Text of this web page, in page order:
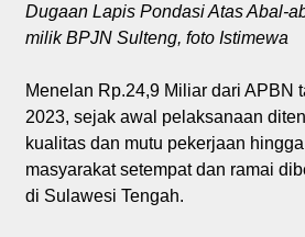
Dugaan Lapis Pondasi Atas Abal-
milik BPJN Sulteng, foto Istimewa
Menelan Rp.24,9 Miliar dari APBN
2023, sejak awal pelaksanaan
kualitas dan mutu pekerjaan
masyarakat setempat dan ramai
di Sulawesi Tengah.